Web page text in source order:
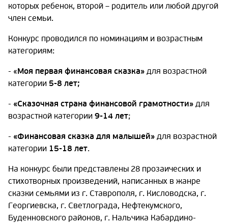
которых ребенок, второй – родитель или любой другой
член семьи.
Конкурс проводился по номинациям и возрастным
категориям:
- «Моя первая финансовая сказка» для возрастной
категории 5-8 лет;
- «Сказочная страна финансовой грамотности» для
возрастной категории 9-14 лет;
- «Финансовая сказка для малышей» для возрастной
категории 15-18 лет.
На конкурс были представлены 28 прозаических и
стихотворных произведений, написанных в жанре
сказки семьями из г. Ставрополя, г. Кисловодска, г.
Георгиевска, г. Светлограда, Нефтекумского,
Буденновского районов, г. Нальчика Кабардино-